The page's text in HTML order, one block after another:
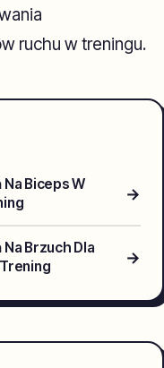
ruchu w treningu.
Biceps W
→
Brzuch Dla
→